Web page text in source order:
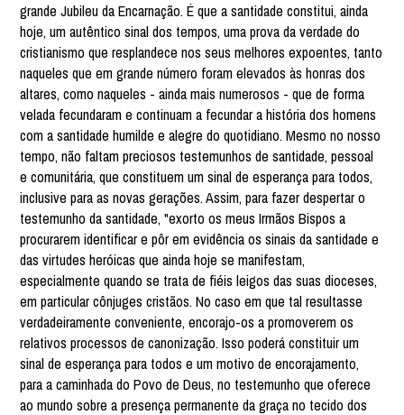
grande Jubileu da Encarnação. É que a santidade constitui, ainda
hoje, um autêntico sinal dos tempos, uma prova da verdade do
cristianismo que resplandece nos seus melhores expoentes, tanto
naqueles que em grande número foram elevados às honras dos
altares, como naqueles - ainda mais numerosos - que de forma
velada fecundaram e continuam a fecundar a história dos homens
com a santidade humilde e alegre do quotidiano. Mesmo no nosso
tempo, não faltam preciosos testemunhos de santidade, pessoal
e comunitária, que constituem um sinal de esperança para todos,
inclusive para as novas gerações. Assim, para fazer despertar o
testemunho da santidade, "exorto os meus Irmãos Bispos a
procurarem identificar e pôr em evidência os sinais da santidade e
das virtudes heróicas que ainda hoje se manifestam,
especialmente quando se trata de fiéis leigos das suas dioceses,
em particular cônjuges cristãos. No caso em que tal resultasse
verdadeiramente conveniente, encorajo-os a promoverem os
relativos processos de canonização. Isso poderá constituir um
sinal de esperança para todos e um motivo de encorajamento,
para a caminhada do Povo de Deus, no testemunho que oferece
ao mundo sobre a presença permanente da graça no tecido dos